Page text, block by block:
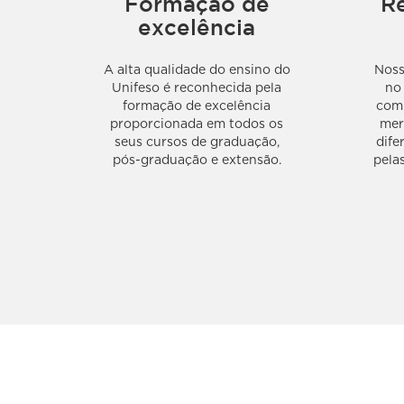
excelência
A alta qualidade do ensino do
Unifeso é reconhecida pela
formação de excelência
proporcionada em todos os
seus cursos de graduação,
pós-graduação e extensão.
no